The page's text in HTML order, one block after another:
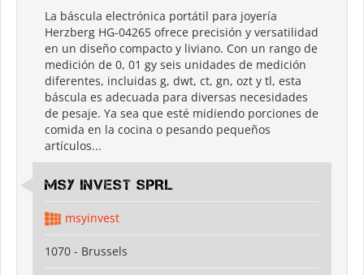
La báscula electrónica portátil para joyería
Herzberg HG-04265 ofrece precisión y versatilidad
en un diseño compacto y liviano. Con un rango de
medición de 0, 01 gy seis unidades de medición
diferentes, incluidas g, dwt, ct, gn, ozt y tl, esta
báscula es adecuada para diversas necesidades
de pesaje. Ya sea que esté midiendo porciones de
comida en la cocina o pesando pequeños
artículos...
MSY INVEST SPRL
msyinvest
1070 - Brussels